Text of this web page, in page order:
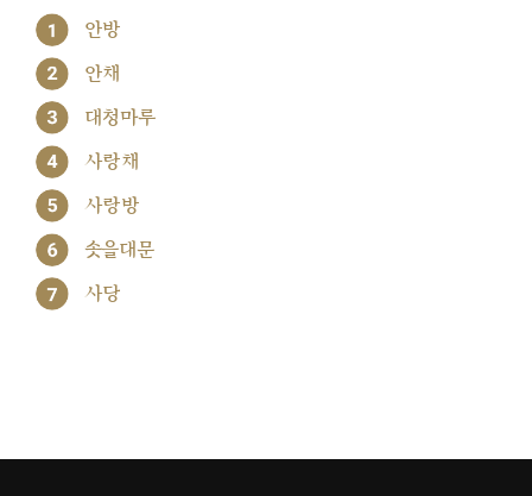
1 안방
2 안채
3 대청마루
4 사랑채
5 사랑방
6 솟을대문
7 사당